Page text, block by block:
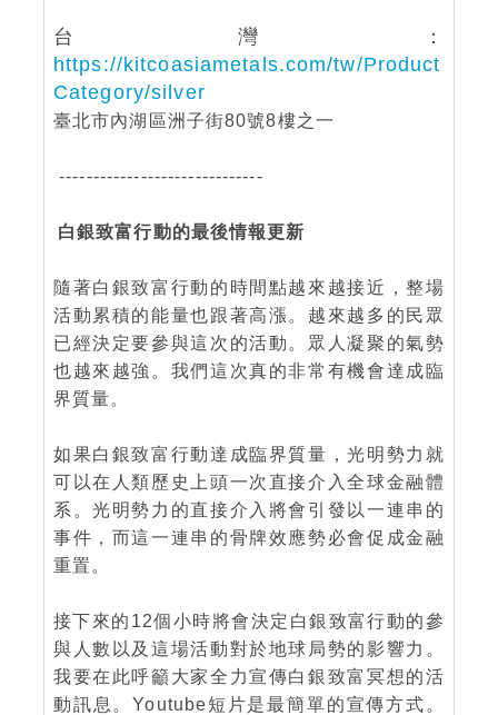
台灣：
https://kitcoasiametals.com/tw/Product
Category/silver
臺北市內湖區洲子街80號8樓之一
------------------------------
白銀致富行動的最後情報更新
隨著白銀致富行動的時間點越來越接近，整場
活動累積的能量也跟著高漲。越來越多的民眾
已經決定要參與這次的活動。眾人凝聚的氣勢
也越來越強。我們這次真的非常有機會達成臨
界質量。
如果白銀致富行動達成臨界質量，光明勢力就
可以在人類歷史上頭一次直接介入全球金融體
系。光明勢力的直接介入將會引發以一連串的
事件，而這一連串的骨牌效應勢必會促成金融
重置。
接下來的12個小時將會決定白銀致富行動的參
與人數以及這場活動對於地球局勢的影響力。
我要在此呼籲大家全力宣傳白銀致富冥想的活
動訊息。Youtube短片是最簡單的宣傳方式。